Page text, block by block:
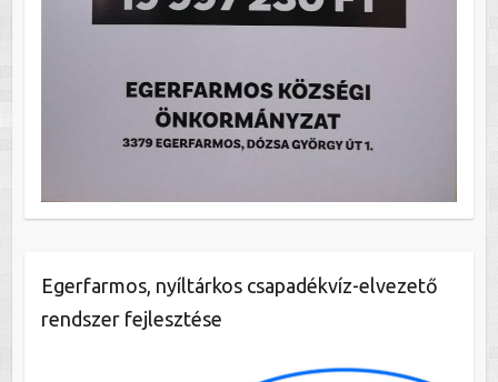
Egerfarmos, nyíltárkos csapadékvíz-elvezető
rendszer fejlesztése